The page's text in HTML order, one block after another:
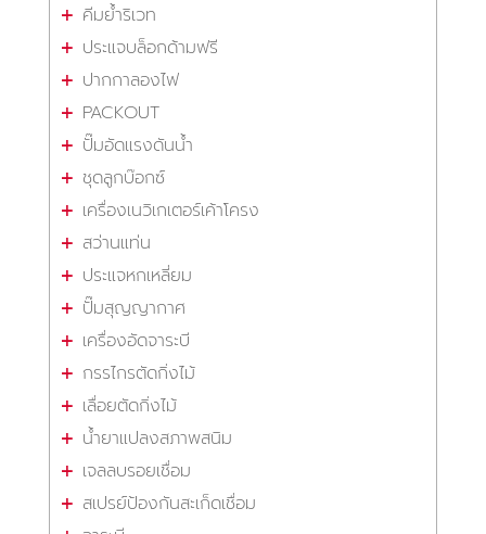
คีมย้ำริเวท
ประแจบล็อกด้ามฟรี
ปากกาลองไฟ
PACKOUT
ปั๊มอัดแรงดันน้ำ
ชุดลูกบ๊อกซ์
เครื่องเนวิเกเตอร์เค้าโครง
สว่านแท่น
ประแจหกเหลี่ยม
ปั๊มสุญญากาศ
เครื่องอัดจาระบี
กรรไกรตัดกิ่งไม้
เลื่อยตัดกิ่งไม้
น้ำยาแปลงสภาพสนิม
เจลลบรอยเชื่อม
สเปรย์ป้องกันสะเก็ดเชื่อม